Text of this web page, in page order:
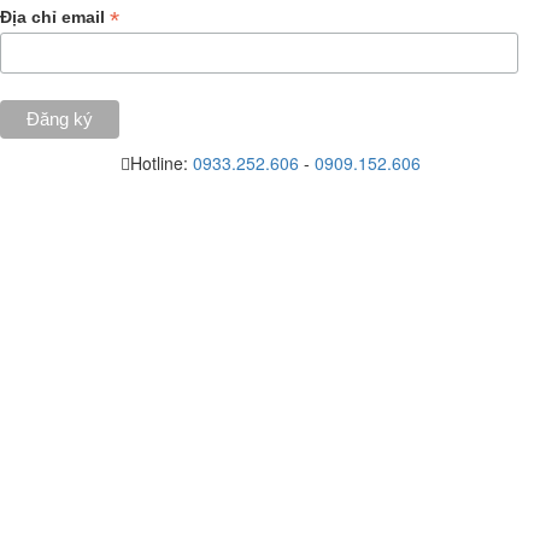
Địa chỉ email *
Hotline: 0933.252.606 - 0909.152.606